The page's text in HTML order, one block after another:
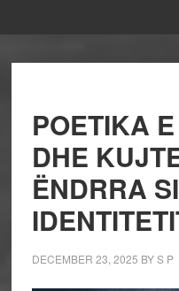
POETIKA
DHE
ËNDRRA
DECEMBER 23, 2025 BYS P